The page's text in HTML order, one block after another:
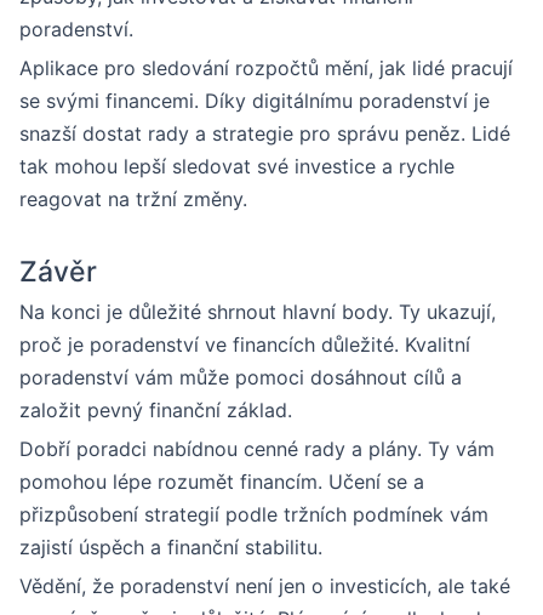
poradenství.
Aplikace pro sledování rozpočtů mění, jak lidé pracují
se svými financemi. Díky digitálnímu poradenství je
snazší dostat rady a strategie pro správu peněz. Lidé
tak mohou lepší sledovat své investice a rychle
reagovat na tržní změny.
Závěr
Na konci je důležité shrnout hlavní body. Ty ukazují,
proč je poradenství ve financích důležité. Kvalitní
poradenství vám může pomoci dosáhnout cílů a
založit pevný finanční základ.
Dobří poradci nabídnou cenné rady a plány. Ty vám
pomohou lépe rozumět financím. Učení se a
přizpůsobení strategií podle tržních podmínek vám
zajistí úspěch a finanční stabilitu.
Vědění, že poradenství není jen o investicích, ale také